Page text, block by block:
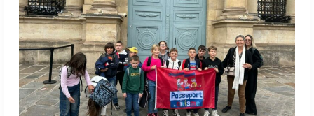
nationale